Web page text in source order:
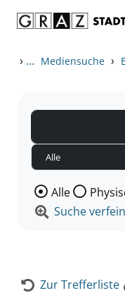
› ... Mediensuche ›
Wählen Sie die
Alle
Suche
Zur Trefferliste